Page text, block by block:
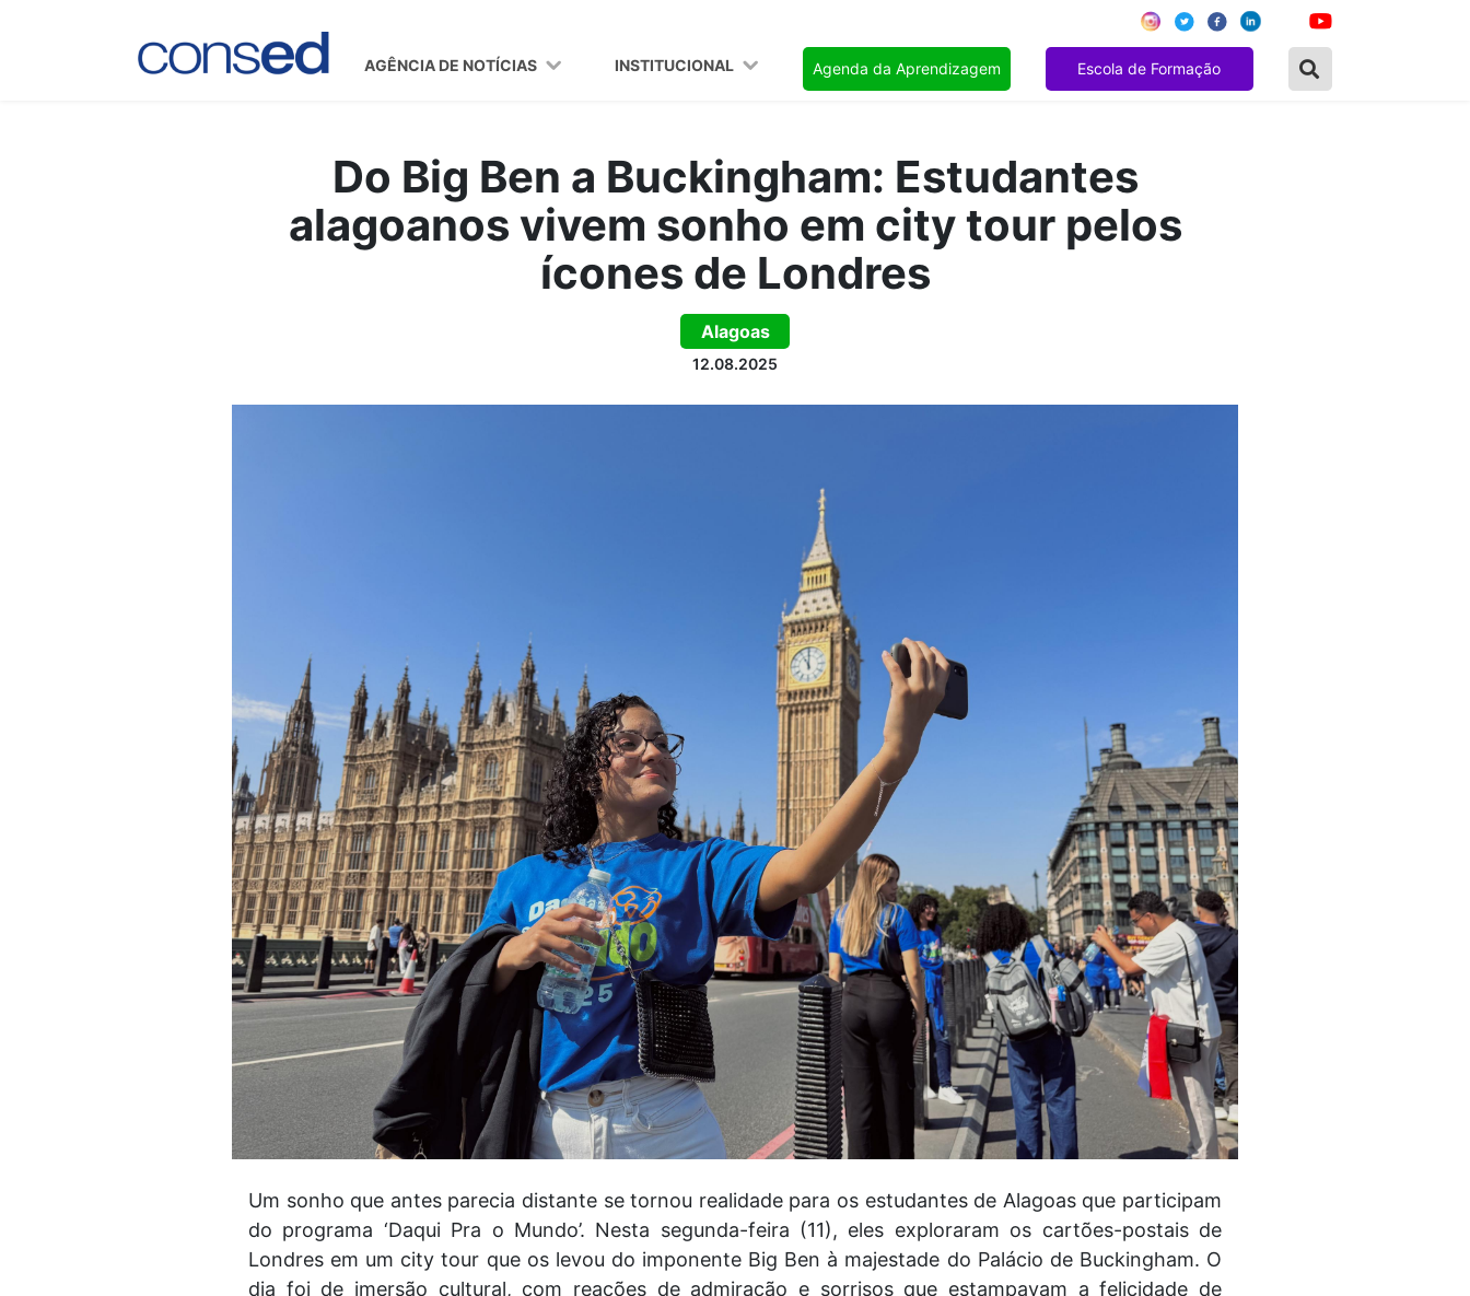
AGÊNCIA DE NOTÍCIAS INSTITUCIONAL Agenda da Aprendizagem Escola de Formação
Do Big Ben a Buckingham: Estudantes
alagoanos vivem sonho em city tour pelos
ícones de Londres
Alagoas
12.08.2025
Um sonho que antes parecia distante se tornou realidade para os estudantes de Alagoas que participam
do programa ‘Daqui Pra o Mundo’. Nesta segunda-feira (11), eles exploraram os cartões-postais de
Londres em um city tour que os levou do imponente Big Ben à majestade do Palácio de Buckingham. O
dia foi de imersão cultural, com reações de admiração e sorrisos que estampavam a felicidade de